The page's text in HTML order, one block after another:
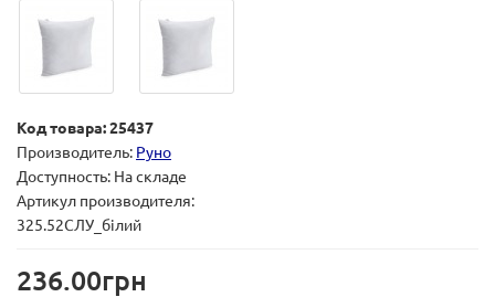
Код товара: 25437
Производитель: Руно
Доступность: На складе
Артикул производителя:
325.52СЛУ_білий
236.00грн